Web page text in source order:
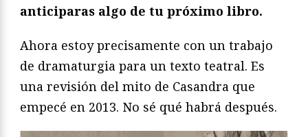
anticiparas algo de tu próximo libro.
Ahora estoy precisamente con un trabajo
de dramaturgia para un texto teatral. Es
una revisión del mito de Casandra que
empecé en 2013. No sé qué habrá después.